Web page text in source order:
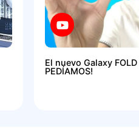
El nuevo Galaxy FOLD
PEDÍAMOS!